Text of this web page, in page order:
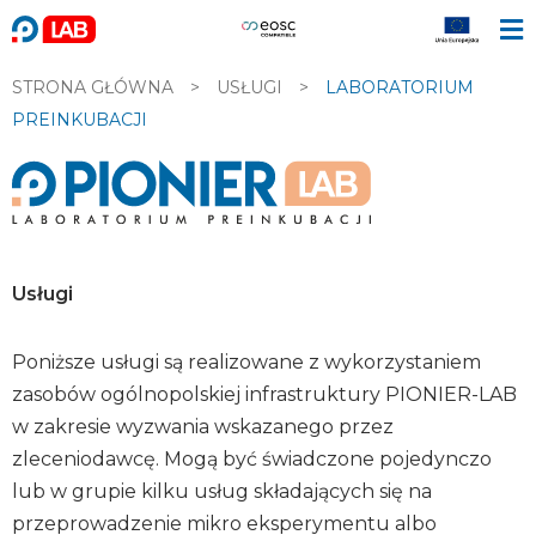
STRONA GŁÓWNA > USŁUGI >
LABORATORIUM
PREINKUBACJI
Usługi
Poniższe usługi są realizowane z wykorzystaniem
zasobów ogólnopolskiej infrastruktury PIONIER-LAB
w zakresie wyzwania wskazanego przez
zleceniodawcę. Mogą być świadczone pojedynczo
lub w grupie kilku usług składających się na
przeprowadzenie mikro eksperymentu albo